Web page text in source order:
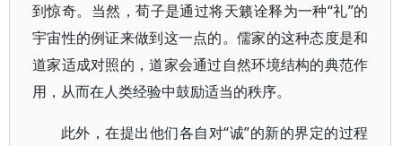
到惊奇。当然，荀子是通过将天籁诠释为一种“礼”的
宇宙性的例证来做到这一点的。儒家的这种态度是和
道家适成对照的，道家会通过自然环境结构的典范作
用，从而在人类经验中鼓励适当的秩序。
此外，在提出他们各自对“诚”的新的界定的过程